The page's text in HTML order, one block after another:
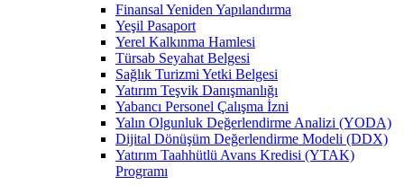
Finansal Yeniden Yapılandırma
Yeşil Pasaport
Yerel Kalkınma Hamlesi
Türsab Seyahat Belgesi
Sağlık Turizmi Yetki Belgesi
Yatırım Teşvik Danışmanlığı
Yabancı Personel Çalışma İzni
Yalın Olgunluk Değerlendirme Analizi (YODA)
Dijital Dönüşüm Değerlendirme Modeli (DDX)
Yatırım Taahhütlü Avans Kredisi (YTAK)
Programı